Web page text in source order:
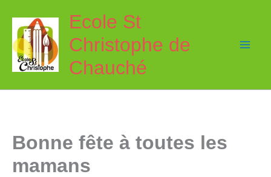
contenu
Ecole St
Christophe de
Chauché
Bonne fête à toutes les
mamans